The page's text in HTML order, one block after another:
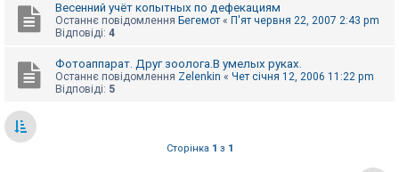
Весенний учёт копытных по дефекациям
Останнє повідомлення Бегемот « П'ят червня 22, 2007 2:43 pm
Відповіді: 4
Фотоаппарат. Друг зоолога.В умелых руках.
Останнє повідомлення Zelenkin « Чет січня 12, 2006 11:22 pm
Відповіді: 5
Сторінка 1 з 1